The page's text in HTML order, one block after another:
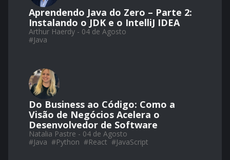
Aprendendo Java do Zero – Parte 2:
Instalando o JDK e o IntelliJ IDEA
Arthur Haerdy - 04 de Agosto
#Java
Do Business ao Código: Como a
Visão de Negócios Acelera o
Desenvolvedor de Software
Natalia Pastre - 04 de Agosto
#Java #Python #React #JavaScript